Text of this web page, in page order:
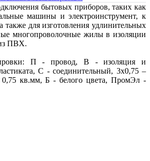
бытовых приборов, таких как
машины и электроинструмент, к
также для изготовления удлинительных
многопроволочные жилы в изоляции
ПВХ.
П - провод, В - изоляция и
С - соединительный, 3х0,75 –
кв.мм, Б - белого цвета, ПромЭл -